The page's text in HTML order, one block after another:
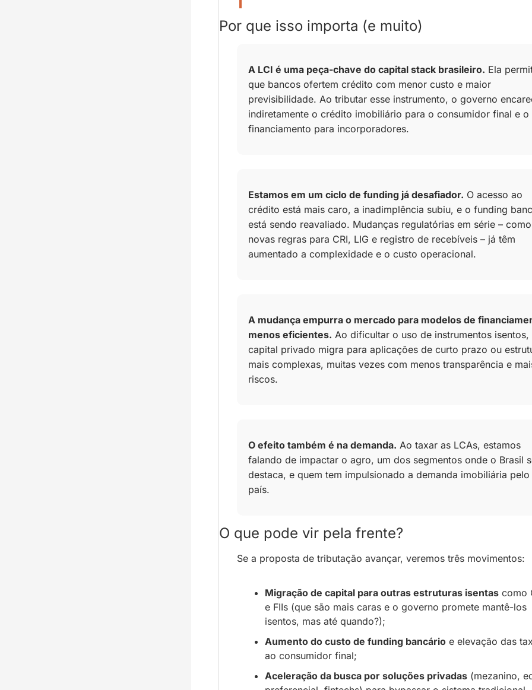
Por que isso importa (e muito)
A LCI é uma peça-chave do capital stack brasileiro. Ela
que bancos ofertem crédito com menor custo e maior
previsibilidade. Ao tributar esse instrumento, o governo
indiretamente o crédito imobiliário para o consumidor final e o
financiamento para incorporadores.
Estamos em um ciclo de funding já desafiador. O acesso ao
crédito está mais caro, a inadimplência subiu, e o funding
está sendo reavaliado. Mudanças regulatórias em série –
novas regras para CRI, LIG e registro de recebíveis – já têm
aumentado a complexidade e o custo operacional.
A mudança empurra o mercado para modelos de
menos eficientes. Ao dificultar o uso de instrumentos isentos,
capital privado migra para aplicações de curto prazo ou
mais complexas, muitas vezes com menos transparência e
riscos.
O efeito também é na demanda. Ao taxar as LCAs, estamos
falando de impactar o agro, um dos segmentos onde o Brasil
destaca, e quem tem impulsionado a demanda imobiliária pelo
país.
O que pode vir pela frente?
Se a proposta de tributação avançar, veremos três movimentos:
Migração de capital para outras estruturas isentas como
e FIIs (que são mais caras e o governo promete mantê-los
isentos, mas até quando?);
Aumento do custo de funding bancário e elevação das
ao consumidor final;
Aceleração da busca por soluções privadas (mezanino,